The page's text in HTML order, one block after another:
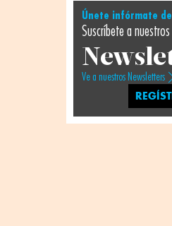
Únete infórmate
Suscríbete a nuestros
Ve a nuestros Newsletters